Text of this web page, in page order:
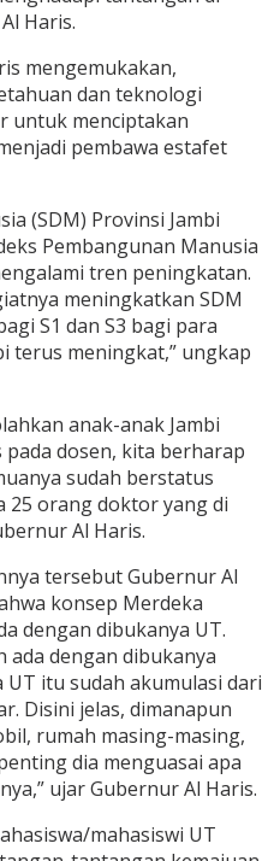
Haris.
mengemukakan,
dan teknologi
untuk menciptakan
pembawa estafet
(SDM) Provinsi Jambi
Pembangunan Manusia
tren peningkatan.
meningkatkan SDM
S1 dan S3 bagi para
terus meningkat,” ungkap
anak-anak Jambi
dosen, kita berharap
sudah berstatus
25 orang doktor yang di
Al Haris.
tersebut Gubernur Al
konsep Merdeka
dengan dibukanya UT.
ada dengan dibukanya
itu sudah akumulasi dari
Disini jelas, dimanapun
rumah masing-masing,
dia menguasai apa
ujar Gubernur Al Haris.
mahasiswi UT